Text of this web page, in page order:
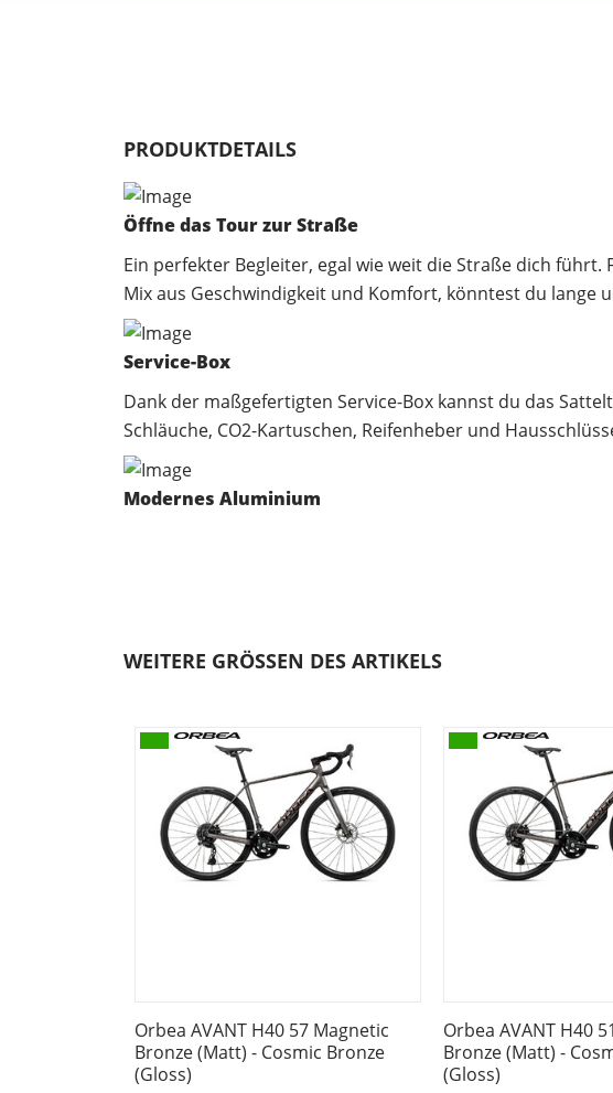
PRODUKTDETAILS
Öffne das Tour zur Straße
Ein perfekter Begleiter, egal wie weit die Straße dich
Mix aus Geschwindigkeit und Komfort, könntest du lange
Service-Box
Dank der maßgefertigten Service-Box kannst du das
Schläuche, CO2-Kartuschen, Reifenheber und
Modernes Aluminium
Die Form und Wandstärke unseres Aluminiums zu
Carbongabel
oder schnellen Kurvenfahrten einzuschränken.
Geschlecht: Herren
Rahmen: HYDRO
Gangschaltung: Shimano Cues U6020 SGS Shadow
WEITERE GRÖSSEN DES ARTIKELS
Orbea AVANT H40 57 Magnetic
Bronze (Matt) - Cosmic Bronze
(Gloss)
Orbea AVANT H40
Bronze (Matt) -
(Gloss)